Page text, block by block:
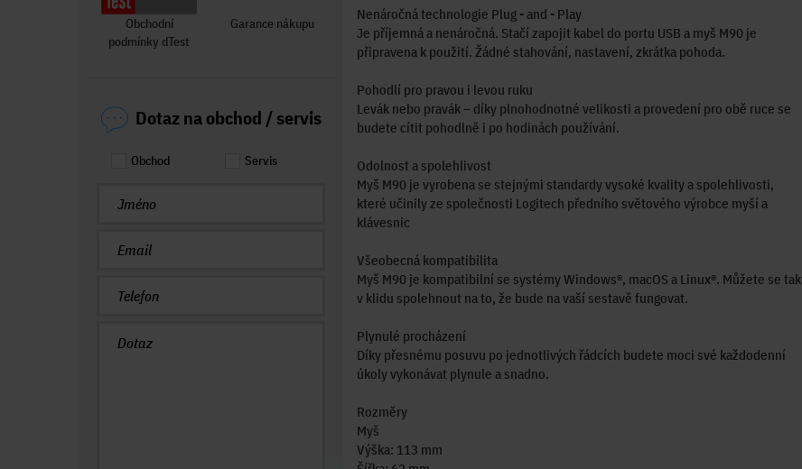
Nenáročná technologie Plug - and - Play
Je příjemná a nenáročná. Stačí zapojit kabel do portu USB a myš M90 je
připravena k použití. Žádné stahování, nastavení, zkrátka pohoda.
Pohodlí pro pravou i levou ruku
Levák nebo pravák – díky plnohodnotné velikosti a provedení pro obě ruce se
budete cítit pohodlně i po hodinách používání.
Odolnost a spolehlivost
Myš M90 je vyrobena se stejnými standardy vysoké kvality a spolehlivosti,
které učinily ze společnosti Logitech předního světového výrobce myší a
klávesnic
Všeobecná kompatibilita
Myš M90 je kompatibilní se systémy Windows®, macOS a Linux®. Můžete se tak
v klidu spolehnout na to, že bude na vaší sestavě fungovat.
Plynulé procházení
Díky přesnému posuvu po jednotlivých řádcích budete moci své každodenní
úkoly vykonávat plynule a snadno.
Rozměry
Myš
Výška: 113 mm
Obchodní
podmínky dTest
Garance nákupu
Dotaz na obchod / servis
Obchod Servis